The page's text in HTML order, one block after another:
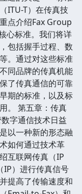
ITU-T）在传真技
点介绍Fax Group
心标准。我们将详
包括握手过程、数
。通过对这些标准
同品牌的传真机能
了传真通信的可靠
期的标准，以及标
。 第五章：传真
字通信技术日益
以一种新的形态融
如何通过技术革
互联网传真（IP
IP）进行传真信号
提高了传输速度和